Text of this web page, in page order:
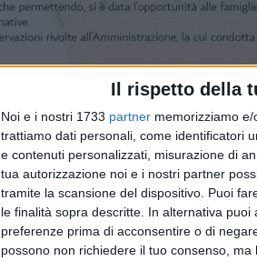
Il rispetto della
Noi e i nostri 1733 partner memorizziamo
trattiamo dati personali, come identificatori
e contenuti personalizzati, misurazione di
tua autorizzazione noi e i nostri partner
tramite la scansione del dispositivo. Puoi
le finalità sopra descritte. In alternativa
preferenze prima di acconsentire o di
possono non richiedere il tuo consenso,